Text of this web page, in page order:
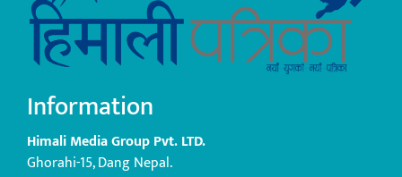
Information
Himali Media Group Pvt. LTD.
Ghorahi-15, Dang Nepal.